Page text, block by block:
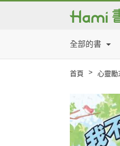
全部的書
首頁 > 心靈勵